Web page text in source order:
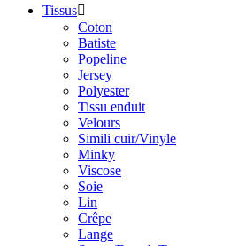
Tissus
Coton
Batiste
Popeline
Jersey
Polyester
Tissu enduit
Velours
Simili cuir/Vinyle
Minky
Viscose
Soie
Lin
Crêpe
Lange